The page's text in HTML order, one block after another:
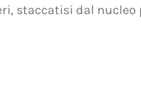
staccatisi dal nucleo